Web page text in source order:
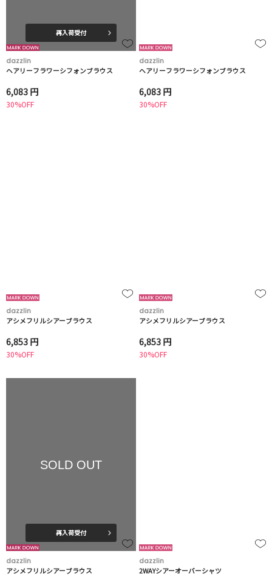
再入荷受付
dazzlin
ヘアリーフラワーシフォンブラウス
6,083 円
30%OFF
dazzlin
ヘアリーフラワーシフォンブラウス
6,083 円
30%OFF
dazzlin
アシメフリルシアーブラウス
6,853 円
30%OFF
dazzlin
アシメフリルシアーブラウス
6,853 円
30%OFF
SOLD OUT
再入荷受付
dazzlin
アシメフリルシアーブラウス
dazzlin
2WAYシアーオーバーシャツ